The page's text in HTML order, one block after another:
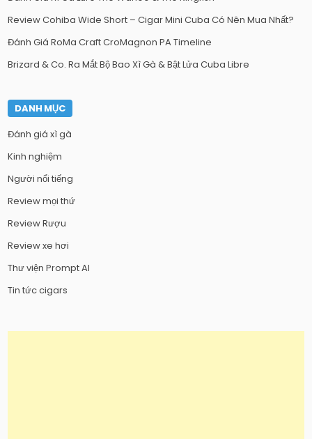
Review Cohiba Wide Short – Cigar Mini Cuba Có Nên Mua Nhất?
Đánh Giá RoMa Craft CroMagnon PA Timeline
Brizard & Co. Ra Mắt Bộ Bao Xì Gà & Bật Lửa Cuba Libre
DANH MỤC
Đánh giá xì gà
Kinh nghiệm
Người nổi tiếng
Review mọi thứ
Review Rượu
Review xe hơi
Thư viện Prompt AI
Tin tức cigars